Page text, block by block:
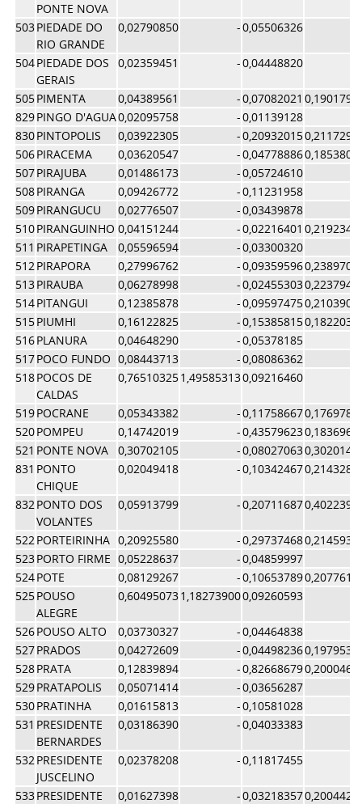
PONTE NOVA
503PIEDADE DO
RIO GRANDE
0,02790850 -0,05506326
504PIEDADE DOS
GERAIS
0,02359451 -0,04448820
505PIMENTA 0,04389561 -0,07082021
829PINGO D'AGUA0,02095758 -0,01139128
830PINTOPOLIS 0,03922305 -0,20932015
506PIRACEMA 0,03620547 -0,04778886
507PIRAJUBA 0,01486173 -0,05724610
508PIRANGA 0,09426772 -0,11231958
509PIRANGUCU 0,02776507 -0,03439878
510PIRANGUINHO 0,04151244 -0,02216401
511 PIRAPETINGA 0,05596594 -0,03300320
512PIRAPORA 0,27996762 -0,09359596
513PIRAUBA 0,06278998 -0,02455303
514PITANGUI 0,12385878 -0,09597475
515PIUMHI 0,16122825 -0,15385815
516PLANURA 0,04648290 -0,05378185
517POCO FUNDO 0,08443713 -0,08086362
518POCOS DE
CALDAS
0,765103251,495853130,09216460
519POCRANE 0,05343382 -0,11758667
520POMPEU 0,14742019 -0,43579623
521 PONTE NOVA 0,30702105 -0,08027063
831 PONTO
CHIQUE
0,02049418 -0,10342467
832PONTO DOS
VOLANTES
0,05913799 -0,20711687
522PORTEIRINHA 0,20925580 -0,29737468
523PORTO FIRME 0,05228637 -0,04859997
524POTE 0,08129267 -0,10653789
525POUSO
ALEGRE
0,604950731,182739000,09260593
526POUSO ALTO 0,03730327 -0,04464838
527PRADOS 0,04272609 -0,04498236
528PRATA 0,12839894 -0,82668679
529PRATAPOLIS 0,05071414 -0,03656287
530PRATINHA 0,01615813 -0,10581028
531 PRESIDENTE
BERNARDES
0,03186390 -0,04033383
532PRESIDENTE
JUSCELINO
0,02378208 -0,11817455
533PRESIDENTE
0,01627398 -0,03218357